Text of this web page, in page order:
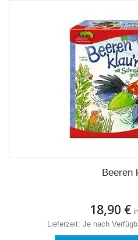
Beeren
18,90 €
Lieferzeit: Je nach